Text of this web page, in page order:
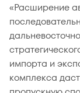
«Расширение
импорта и
комплекса